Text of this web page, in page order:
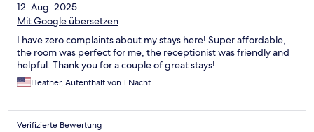
12. Aug. 2025
Mit Google übersetzen
I have zero complaints about my stays here! Super affordable,
the room was perfect for me, the receptionist was friendly and
helpful. Thank you for a couple of great stays!
Heather, Aufenthalt von 1 Nacht
Verifizierte Bewertung